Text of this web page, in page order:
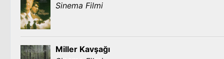
Sinema Filmi
Miller Kavşağı